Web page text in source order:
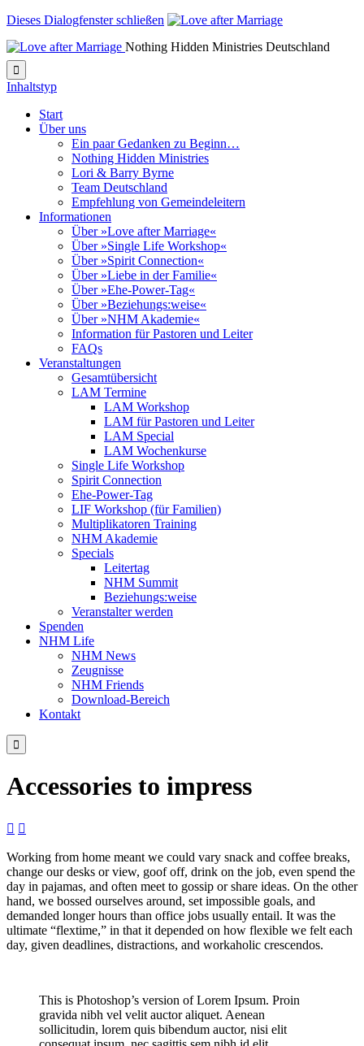
Dieses Dialogfenster schließen
Nothing Hidden Ministries Deutschland

Inhaltstyp
Start
Über uns
Ein paar Gedanken zu Beginn…
Nothing Hidden Ministries
Lori & Barry Byrne
Team Deutschland
Empfehlung von Gemeindeleitern
Informationen
Über »Love after Marriage«
Über »Single Life Workshop«
Über »Spirit Connection«
Über »Liebe in der Familie«
Über »Ehe-Power-Tag«
Über »Beziehungs:weise«
Über »NHM Akademie«
Information für Pastoren und Leiter
FAQs
Veranstaltungen
Gesamtübersicht
LAM Termine
LAM Workshop
LAM für Pastoren und Leiter
LAM Special
LAM Wochenkurse
Single Life Workshop
Spirit Connection
Ehe-Power-Tag
LIF Workshop (für Familien)
Multiplikatoren Training
NHM Akademie
Specials
Leitertag
NHM Summit
Beziehungs:weise
Veranstalter werden
Spenden
NHM Life
NHM News
Zeugnisse
NHM Friends
Download-Bereich
Kontakt

Accessories to impress
 
Working from home meant we could vary snack and coffee breaks,
change our desks or view, goof off, drink on the job, even spend the
day in pajamas, and often meet to gossip or share ideas. On the other
hand, we bossed ourselves around, set impossible goals, and
demanded longer hours than office jobs usually entail. It was the
ultimate “flextime,” in that it depended on how flexible we felt each
day, given deadlines, distractions, and workaholic crescendos.
This is Photoshop’s version of Lorem Ipsum. Proin
gravida nibh vel velit auctor aliquet. Aenean
sollicitudin, lorem quis bibendum auctor, nisi elit